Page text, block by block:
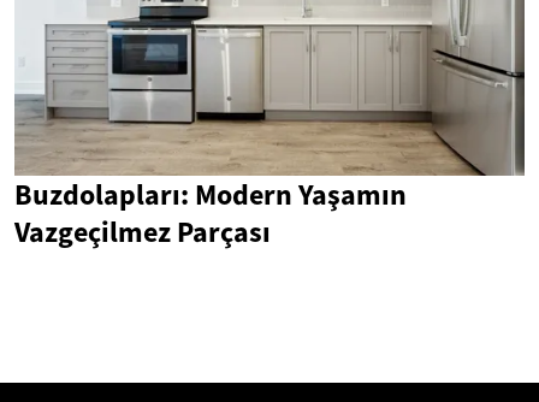
Buzdolapları: Modern Yaşamın
Vazgeçilmez Parçası